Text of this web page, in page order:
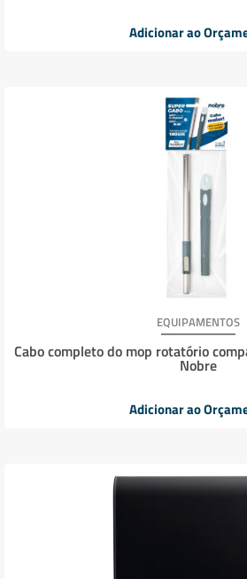
Adicionar ao
EQUIPAMENTOS
Cabo completo do mop rotatório
Nobre
Adicionar ao